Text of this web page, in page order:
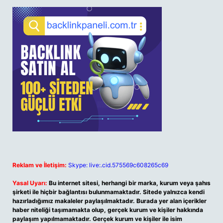
Reklam ve İletişim: Skype: live:.cid.575569c608265c69
Yasal Uyarı: Bu internet sitesi, herhangi bir marka, kurum veya şahıs
şirketi ile hiçbir bağlantısı bulunmamaktadır. Sitede yalnızca kendi
hazırladığımız makaleler paylaşılmaktadır. Burada yer alan içerikler
haber niteliği taşımamakta olup, gerçek kurum ve kişiler hakkında
paylaşım yapılmamaktadır. Gerçek kurum ve kişiler ile isim